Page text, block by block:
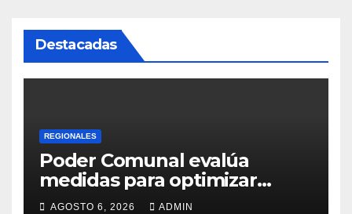
Destacadas
REGIONALES
Poder Comunal evalúa
medidas para optimizar
servicio de agua
AGOSTO 6, 2026 ADMIN